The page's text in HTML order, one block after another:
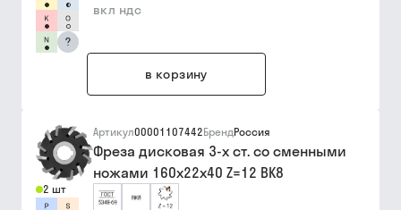
?
вкл ндс
в корзину
2 шт
Артикул00001107442БрендРоссия
Фреза дисковая 3-х ст. со сменными
ножами 160х22х40 Z=12 ВК8